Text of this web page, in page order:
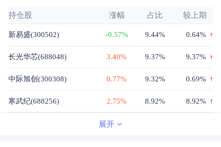
持仓股 涨幅 占比 较上期
新易盛(300502) -0.57% 9.44% 0.64%
长光华芯(688048) 3.40% 9.37% 9.37%
中际旭创(300308) 0.77% 9.32% 0.69%
寒武纪(688256) 2.75% 8.92% 8.92%
1.15%
展开